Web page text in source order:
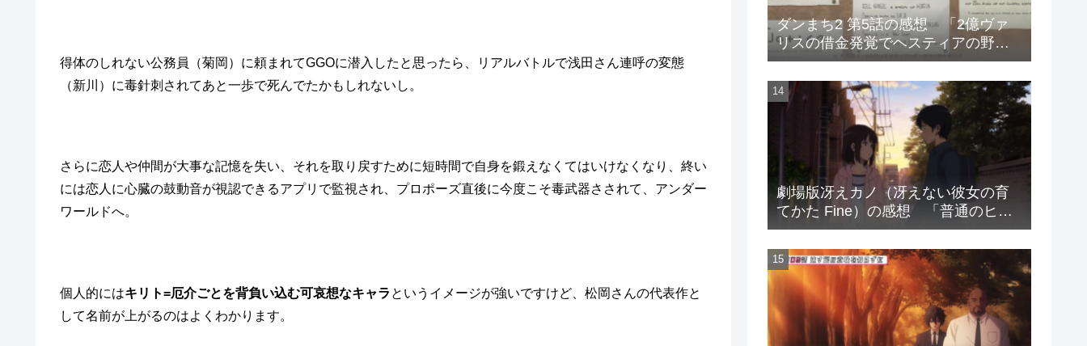
得体のしれない公務員（菊岡）に頼まれてGGOに潜入したと思ったら、リアルバトルで浅田さん連呼の変態
（新川）に毒針刺されてあと一歩で死んでたかもしれないし。
さらに恋人や仲間が大事な記憶を失い、それを取り戻すために短時間で自身を鍛えなくてはいけなくなり、終い
には恋人に心臓の鼓動音が視認できるアプリで監視され、プロポーズ直後に今度こそ毒武器さされて、アンダー
ワールドへ。
個人的にはキリト=厄介ごとを背負い込む可哀想なキャラ というイメージが強いですけど、松岡さんの代表作と
して名前が上がるのはよくわかります。
ダンまち2 第5話の感想 「2億ヴァ
リスの借金発覚でヘスティアの野望
は潰えた」
劇場版冴えカノ（冴えない彼女の育
てかた Fine）の感想 「普通のヒロ
インが特別なヒロインたちに勝利す
るお話」